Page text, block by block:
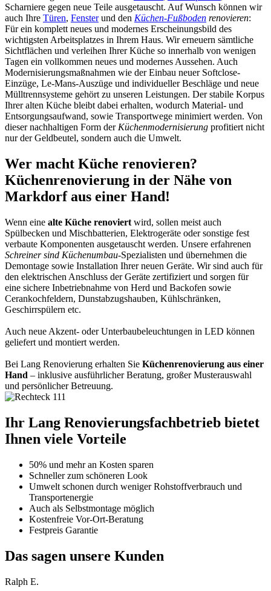
Scharniere gegen neue Teile ausgetauscht. Auf Wunsch können wir
auch Ihre Türen, Fensterund den Küchen-Fußboden renovieren:
Für ein komplett neues und modernes Erscheinungsbild des
wichtigsten Arbeitsplatzes in Ihrem Haus. Wir erneuern sämtliche
Sichtflächen und verleihen Ihrer Küche so innerhalb von wenigen
Tagen ein vollkommen neues und modernes Aussehen. Auch
Modernisierungsmaßnahmen wie der Einbau neuer Softclose-
Einzüge, Le-Mans-Auszüge und individueller Beschläge und neue
Mülltrennsysteme gehört zu unseren Leistungen. Der stabile Korpus
Ihrer alten Küche bleibt dabei erhalten, wodurch Material- und
Entsorgungsaufwand, sowie Transportwege minimiert werden. Von
dieser nachhaltigen Form der Küchenmodernisierung profitiert nicht
nur der Geldbeutel, sondern auch die Umwelt.
Wer macht Küche renovieren?
Küchenrenovierung in der Nähe von
Markdorf aus einer Hand!
Wenn eine alte Küche renoviert wird, sollen meist auch
Spülbecken und Mischbatterien, Elektrogeräte oder sonstige fest
verbaute Komponenten ausgetauscht werden. Unsere erfahrenen
Schreiner sind Küchenumbau-Spezialisten und übernehmen die
Demontage sowie Installation Ihrer neuen Geräte. Wir sind auch für
den elektrischen Anschluss der Geräte zertifiziert und sorgen für
eine sichere Inbetriebnahme von Herd und Backofen sowie
Cerankochfeldern, Dunstabzugshauben, Kühlschränken,
Geschirrspülern etc.
Auch neue Akzent- oder Unterbaubeleuchtungen in LED können
geliefert und montiert werden.
Bei Lang Renovierung erhalten Sie Küchenrenovierung aus einer
Hand – inklusive ausführlicher Beratung, großer Musterauswahl
und persönlicher Betreuung.
Ihr Lang Renovierungsfachbetrieb bietet
Ihnen viele Vorteile
50% und mehr an Kosten sparen
Schneller zum schöneren Look
Umwelt schonen durch weniger Rohstoffverbrauch und
Transportenergie
Auch als Selbstmontage möglich
Kostenfreie Vor-Ort-Beratung
Festpreis Garantie
Das sagen unsere Kunden
Ralph E.